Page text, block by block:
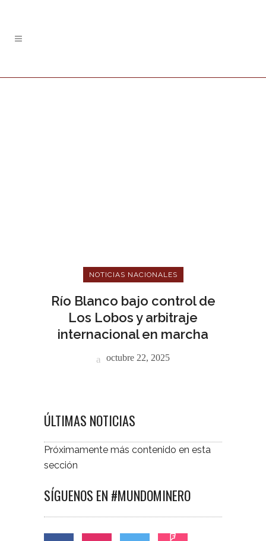
NOTICIAS NACIONALES
Río Blanco bajo control de
Los Lobos y arbitraje
internacional en marcha
octubre 22, 2025
ÚLTIMAS NOTICIAS
Próximamente más contenido en esta
sección
SÍGUENOS EN #MUNDOMINERO